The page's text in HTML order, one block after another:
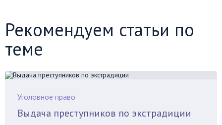
Рекомендуем статьи по
теме
Уголовное право
Выдача преступников по экстрадиции